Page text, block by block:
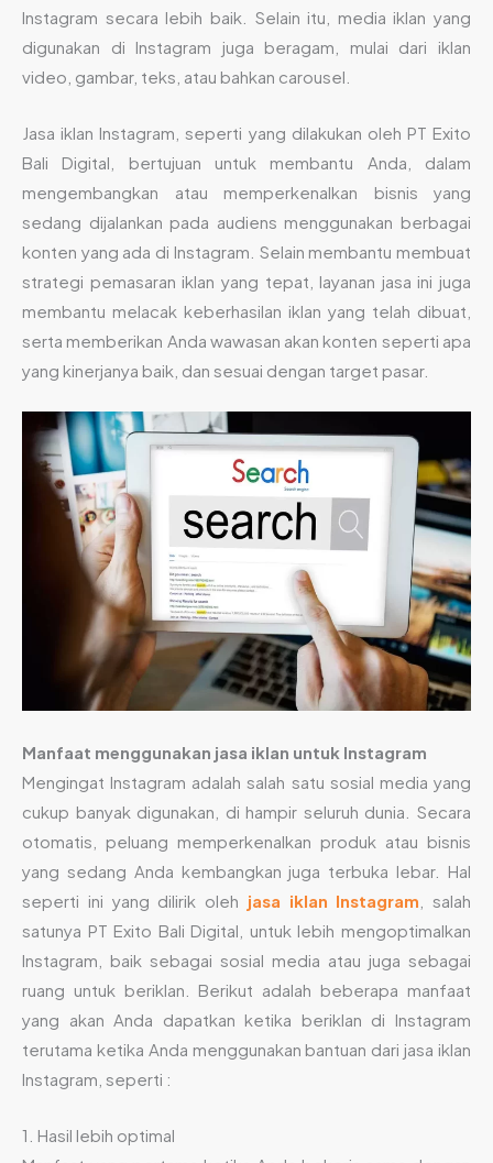
Instagram secara lebih baik. Selain itu, media iklan yang
digunakan di Instagram juga beragam, mulai dari iklan
video, gambar, teks, atau bahkan carousel.
Jasa iklan Instagram, seperti yang dilakukan oleh PT Exito
Bali Digital, bertujuan untuk membantu Anda, dalam
mengembangkan atau memperkenalkan bisnis yang
sedang dijalankan pada audiens menggunakan berbagai
konten yang ada di Instagram. Selain membantu membuat
strategi pemasaran iklan yang tepat, layanan jasa ini juga
membantu melacak keberhasilan iklan yang telah dibuat,
serta memberikan Anda wawasan akan konten seperti apa
yang kinerjanya baik, dan sesuai dengan target pasar.
Manfaat menggunakan jasa iklan untuk Instagram
Mengingat Instagram adalah salah satu sosial media yang
cukup banyak digunakan, di hampir seluruh dunia. Secara
otomatis, peluang memperkenalkan produk atau bisnis
yang sedang Anda kembangkan juga terbuka lebar. Hal
seperti ini yang dilirik oleh jasa iklan Instagram , salah
satunya PT Exito Bali Digital, untuk lebih mengoptimalkan
Instagram, baik sebagai sosial media atau juga sebagai
ruang untuk beriklan. Berikut adalah beberapa manfaat
yang akan Anda dapatkan ketika beriklan di Instagram
terutama ketika Anda menggunakan bantuan dari jasa iklan
Instagram, seperti :
1. Hasil lebih optimal